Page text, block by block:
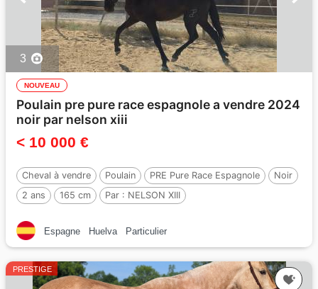
3
NOUVEAU
Poulain pre pure race espagnole a vendre 2024
noir par nelson xiii
< 10 000 €
Cheval à vendre Poulain PRE Pure Race Espagnole
Noir
2 ans
165 cm Par : NELSON XIII
Espagne Huelva Particulier
PRESTIGE